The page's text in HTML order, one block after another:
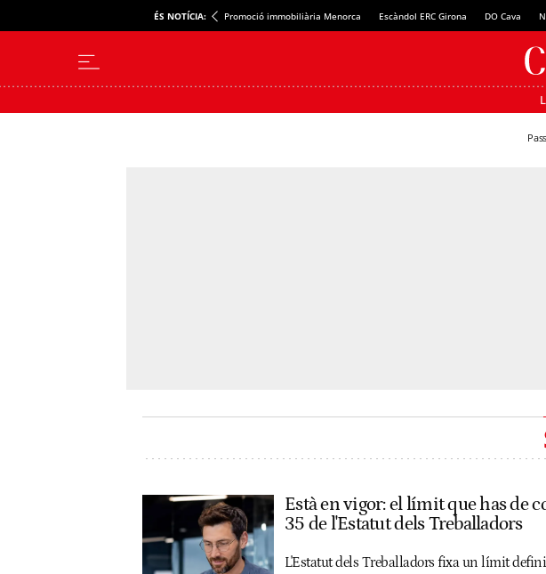
ÉS NOTÍCIA: Promoció immobiliària Menorca Escàndol ERC Girona DO Cava
Està en vigor: el límit que has de
35 de l'Estatut dels Treballadors
L'Estatut dels Treballadors fixa un límit